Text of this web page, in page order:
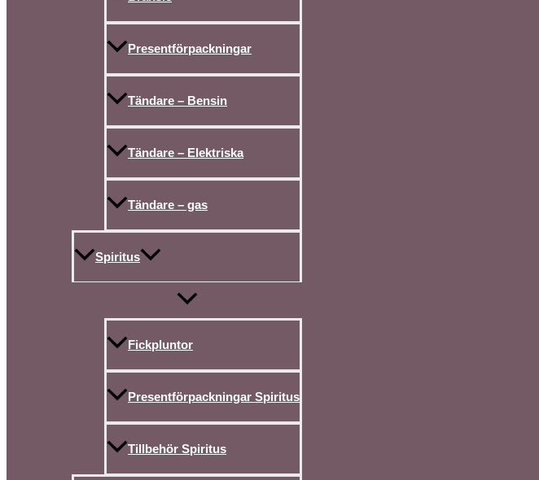
Presentförpackningar
Tändare – Bensin
Tändare – Elektriska
Tändare – gas
Spiritus
Fickpluntor
Presentförpackningar Spiritus
Tillbehör Spiritus